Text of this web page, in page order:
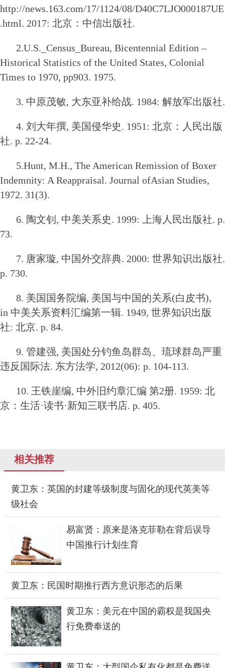
http://news.163.com/17/1124/08/D40C7LJO000187UE
.html. 2017: 北京：中信出版社.
2.U.S._Census_Bureau, Bicentennial Edition –
Historical Statistics of the United States, Colonial
Times to 1970, pp903. 1975.
3. 中原茂敏, 大东亚补给战. 1984: 解放军出版社.
4. 刘大年撰, 美国侵华史. 1951: 北京：人民出版
社. p. 22-24.
5.Hunt, M.H., The American Remission of Boxer
Indemnity: A Reappraisal. Journal ofAsian Studies,
1972. 31(3).
6. 陶文钊, 中美关系史. 1999: 上海人民出版社. p.
73.
7. 唐家璇, 中国外交辞典. 2000: 世界知识出版社.
p. 730.
8. 美国国务院编, 美国与中国的关系(白皮书),
in 中美关系资料汇编第一辑. 1949, 世界知识出版
社: 北京. p. 84.
9. 管建强, 美国处分钓鱼岛群岛、琉球群岛严重
违反国际法. 东方法学, 2012(06): p. 104-113.
10. 王铁崖编, 中外旧约章汇编 第2册. 1959: 北
京：生活·读书·新知三联书店. p. 405.
相关推荐
黄卫东：英国的封建等级制度与固化的现代英美等
级社会
易富贤：原来是洛克菲勒在背后误导
中国推行计划生育
黄卫东：民国时期推行西方意识形态的后果
黄卫东：美元在中国的霸权是我国央
行免费奉送的